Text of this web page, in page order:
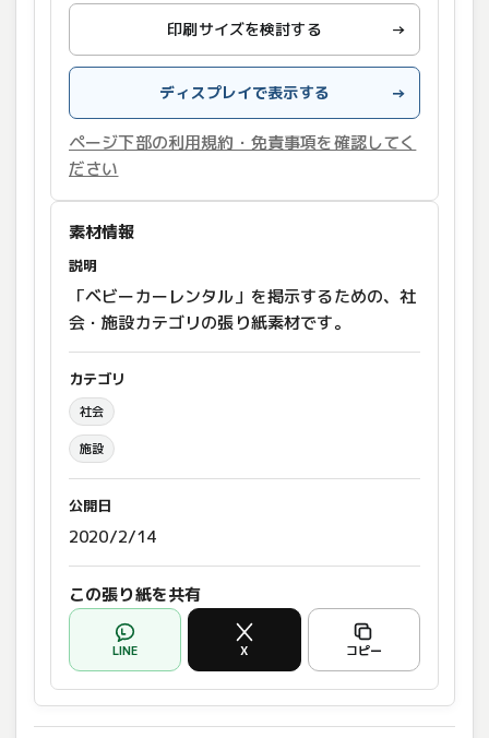
印刷サイズを検討する →
ディスプレイで表示する →
ページ下部の利用規約・免責事項を確認してく
ださい
素材情報
説明
「ベビーカーレンタル」を掲示するための、社
会・施設カテゴリの張り紙素材です。
カテゴリ
社会
施設
公開日
2020/2/14
この張り紙を共有
LINE X コピー